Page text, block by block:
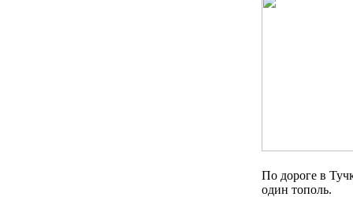
По дороге в
один тополь.